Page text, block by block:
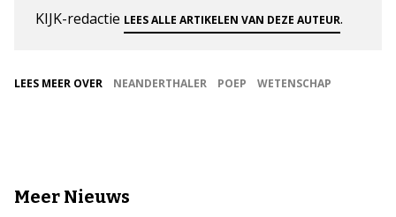
KIJK-redactie LEES ALLE ARTIKELEN VAN DEZE AUTEUR.
LEES MEER OVER NEANDERTHALER POEP WETENSCHAP
Meer Nieuws